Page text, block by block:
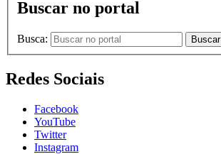
Buscar no portal
Busca: Buscar
Redes Sociais
Facebook
YouTube
Twitter
Instagram